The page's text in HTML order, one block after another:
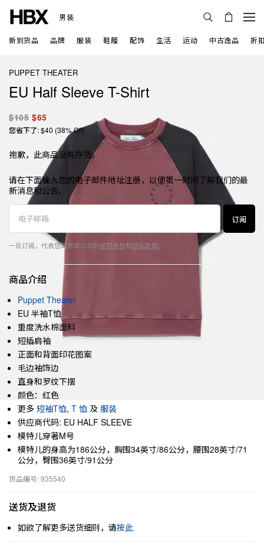
男装
新到货品 品牌 服装 鞋履 配饰 生活 运动 中古逸品 折
PUPPET THEATER
EU Half Sleeve T-Shirt
$105 $65
您省下了: $40 (38% Off)
抱歉，此商品没有存货。
请在下面输入您的电子邮件地址注册，以便第一时间了解我们的最
新消息和公告。
订阅
一旦订阅，代表您同意本公司的使用条款和隐私政策。
商品介绍
Puppet Theater
EU 半袖T恤
重度洗水棉面料
短插肩袖
正面和背面印花图案
毛边袖饰边
直身和罗纹下摆
颜色：红色
更多 短袖T恤, T 恤 及 服装
供应商代码: EU HALF SLEEVE
模特儿穿著M号
模特儿的身高为186公分，胸围34英寸/86公分，腰围28英寸/71
公分，臀围36英寸/91公分
货品编号: 935540
送货及退货
如欲了解更多送货细则，请按此